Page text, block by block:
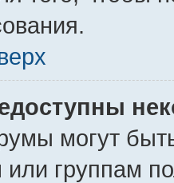
могут
или группам